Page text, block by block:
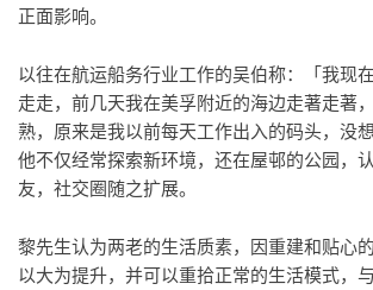
正面影响。
以往在航运船务行业工作的吴伯称：「我现
走走，前几天我在美孚附近的海边走著走著
熟，原来是我以前每天工作出入的码头，没
他不仅经常探索新环境，还在屋邨的公园，
友，社交圈随之扩展。
黎先生认为两老的生活质素，因重建和贴心
以大为提升，并可以重拾正常的生活模式，